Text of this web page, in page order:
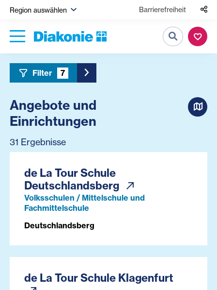
Region auswählen Barrierefreiheit
Suche
Filter 7 Toggle Sidebar Filter
Angebote und
Einrichtungen
31 Ergebnisse
de La Tour Schule
Deutschlandsberg
Volksschulen / Mittelschule und
Fachmittelschule
Deutschlandsberg
de La Tour Schule Klagenfurt